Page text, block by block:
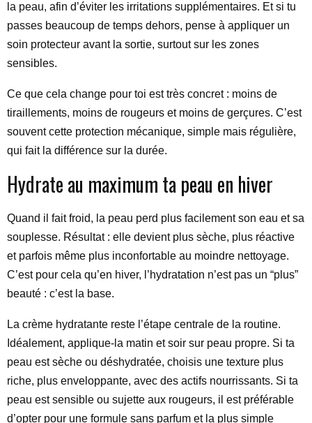
la peau, afin d’éviter les irritations supplémentaires. Et si tu
passes beaucoup de temps dehors, pense à appliquer un
soin protecteur avant la sortie, surtout sur les zones
sensibles.
Ce que cela change pour toi est très concret : moins de
tiraillements, moins de rougeurs et moins de gerçures. C’est
souvent cette protection mécanique, simple mais régulière,
qui fait la différence sur la durée.
Hydrate au maximum ta peau en hiver
Quand il fait froid, la peau perd plus facilement son eau et sa
souplesse. Résultat : elle devient plus sèche, plus réactive
et parfois même plus inconfortable au moindre nettoyage.
C’est pour cela qu’en hiver, l’hydratation n’est pas un “plus”
beauté : c’est la base.
La crème hydratante reste l’étape centrale de la routine.
Idéalement, applique-la matin et soir sur peau propre. Si ta
peau est sèche ou déshydratée, choisis une texture plus
riche, plus enveloppante, avec des actifs nourrissants. Si ta
peau est sensible ou sujette aux rougeurs, il est préférable
d’opter pour une formule sans parfum et la plus simple